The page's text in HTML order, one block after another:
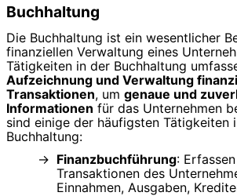
Buchhaltung
Die Buchhaltung ist ein wesentlicher
finanziellen Verwaltung eines
Tätigkeiten in der Buchhaltung
Aufzeichnung und Verwaltung
Transaktionen, um genaue und
Informationen für das Unternehmen
sind einige der häufigsten Tätigkeiten
Buchhaltung:
Finanzbuchführung:
Transaktionen des
Einnahmen, Ausgaben,